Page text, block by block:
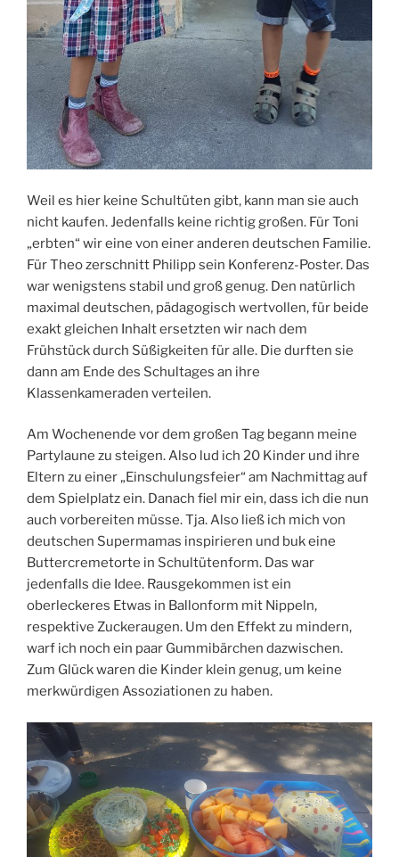
Weil es hier keine Schultüten gibt, kann man sie auch
nicht kaufen. Jedenfalls keine richtig großen. Für Toni
„erbten“ wir eine von einer anderen deutschen Familie.
Für Theo zerschnitt Philipp sein Konferenz-Poster. Das
war wenigstens stabil und groß genug. Den natürlich
maximal deutschen, pädagogisch wertvollen, für beide
exakt gleichen Inhalt ersetzten wir nach dem
Frühstück durch Süßigkeiten für alle. Die durften sie
dann am Ende des Schultages an ihre
Klassenkameraden verteilen.
Am Wochenende vor dem großen Tag begann meine
Partylaune zu steigen. Also lud ich 20 Kinder und ihre
Eltern zu einer „Einschulungsfeier“ am Nachmittag auf
dem Spielplatz ein. Danach fiel mir ein, dass ich die nun
auch vorbereiten müsse. Tja. Also ließ ich mich von
deutschen Supermamas inspirieren und buk eine
Buttercremetorte in Schultütenform. Das war
jedenfalls die Idee. Rausgekommen ist ein
oberleckeres Etwas in Ballonform mit Nippeln,
respektive Zuckeraugen. Um den Effekt zu mindern,
warf ich noch ein paar Gummibärchen dazwischen.
Zum Glück waren die Kinder klein genug, um keine
merkwürdigen Assoziationen zu haben.